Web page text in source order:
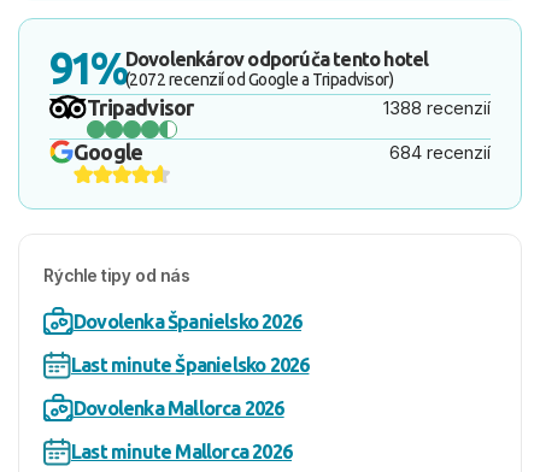
91%Dovolenkárov odporúča tento hotel
(2072 recenzií od Google a Tripadvisor)
Tripadvisor 1388 recenzií
Google 684 recenzií
Rýchle tipy od nás
Dovolenka Španielsko 2026
Last minute Španielsko 2026
Dovolenka Mallorca 2026
Last minute Mallorca 2026